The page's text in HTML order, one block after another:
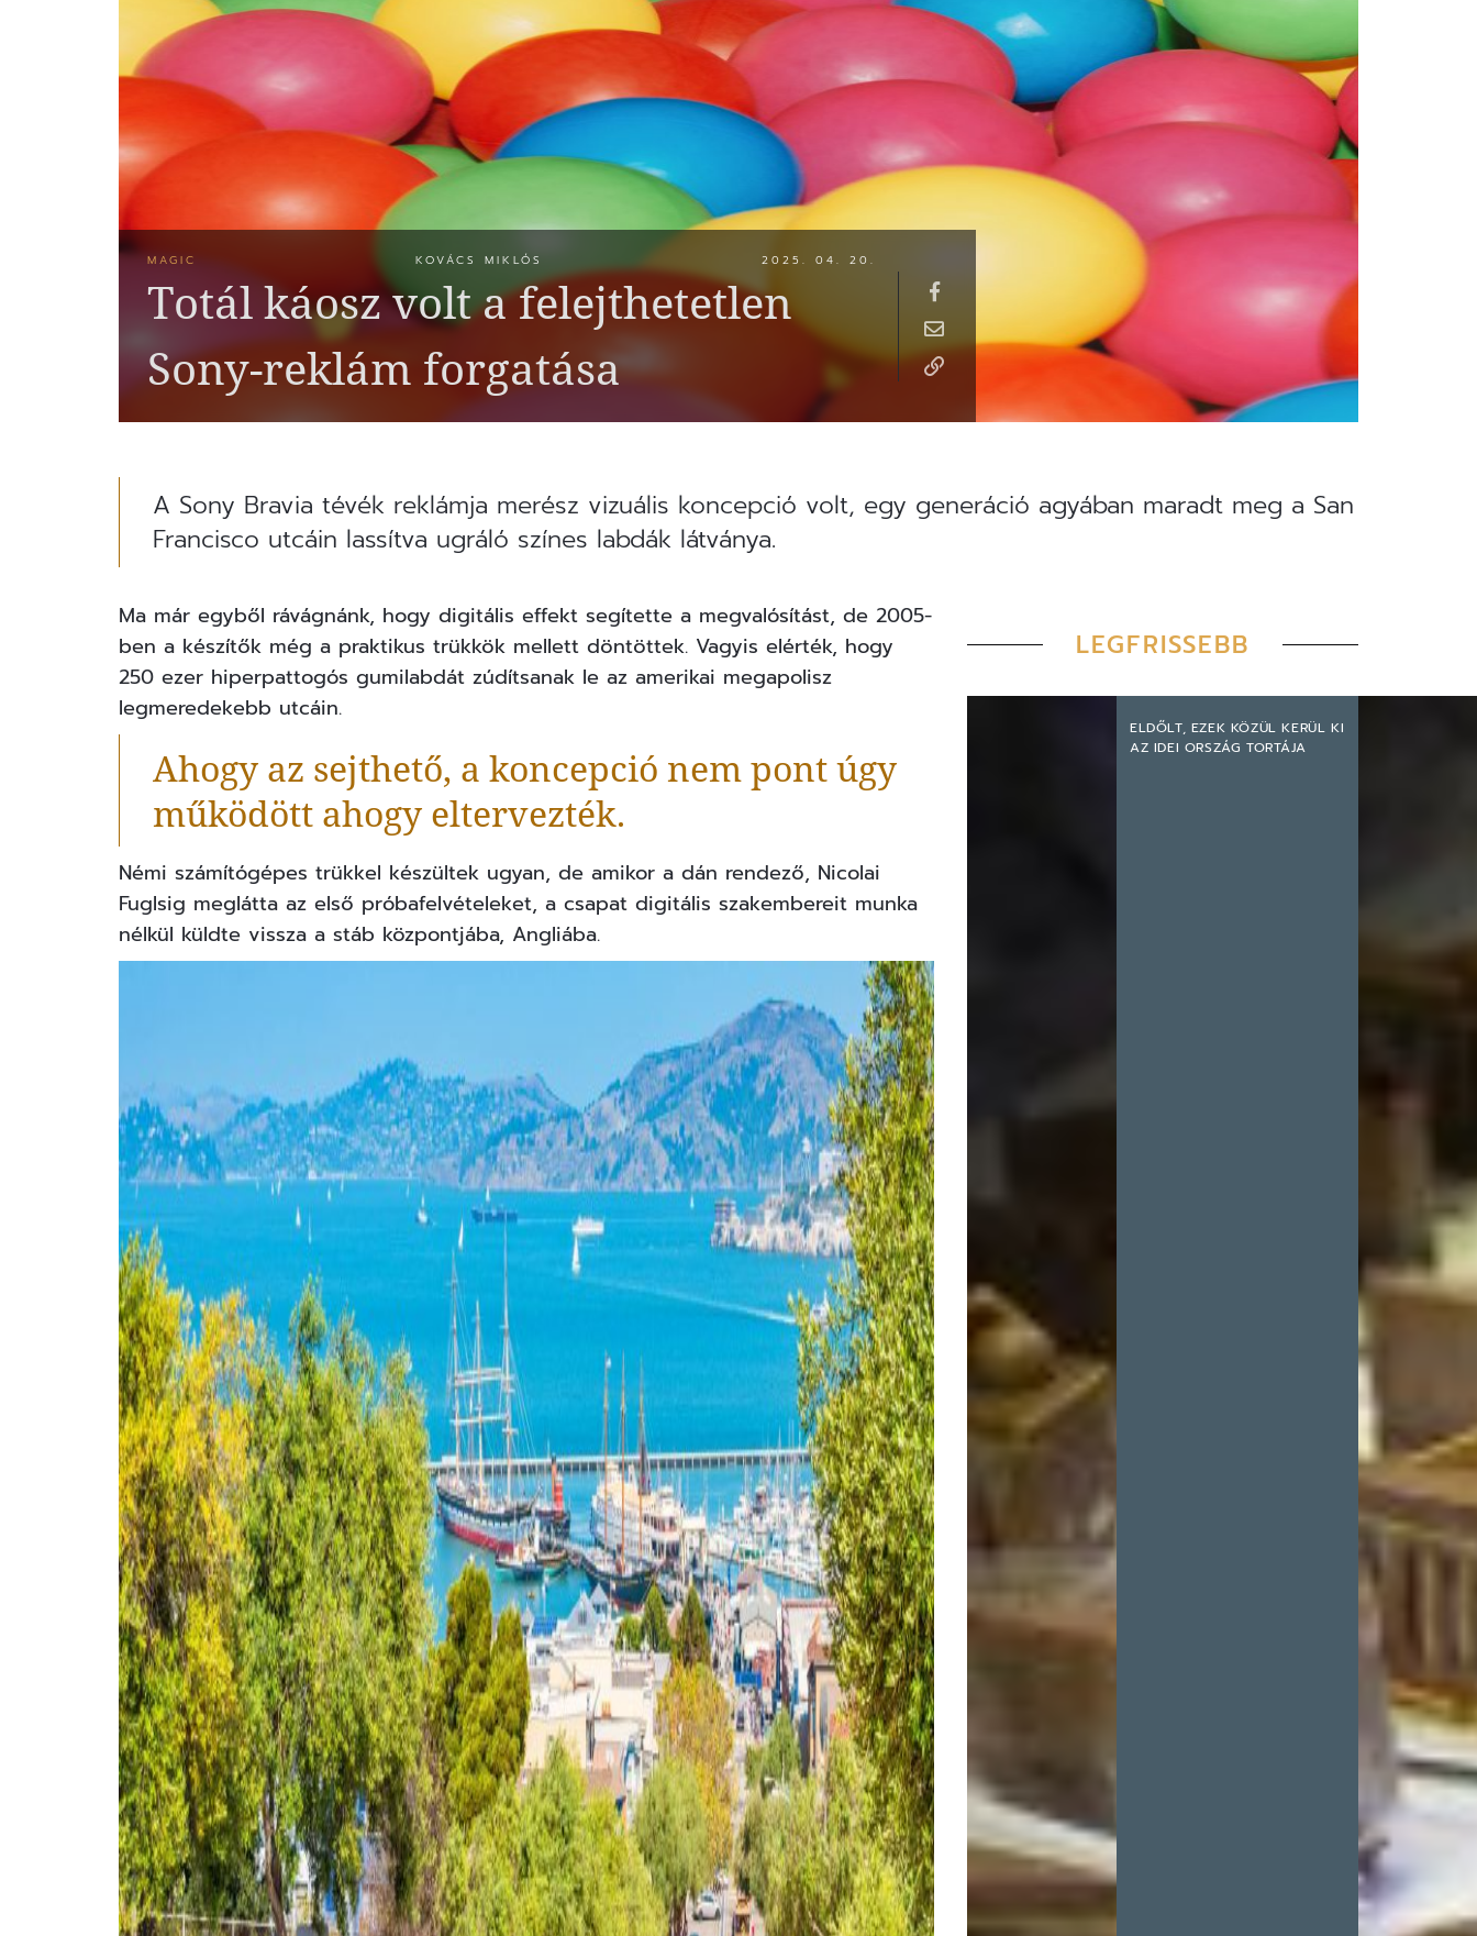
MAGIC KOVÁCS MIKLÓS 2025. 04. 20.
Totál káosz volt a felejthetetlen
Sony-reklám forgatása
A Sony Bravia tévék reklámja merész vizuális koncepció volt, egy generáció agyában maradt meg a San
Francisco utcáin lassítva ugráló színes labdák látványa.
Ma már egyből rávágnánk, hogy digitális effekt segítette a megvalósítást, de 2005-
ben a készítők még a praktikus trükkök mellett döntöttek. Vagyis elérték, hogy
250 ezer hiperpattogós gumilabdát zúdítsanak le az amerikai megapolisz
legmeredekebb utcáin.
Ahogy az sejthető, a koncepció nem pont úgy
működött ahogy eltervezték.
Némi számítógépes trükkel készültek ugyan, de amikor a dán rendező, Nicolai
Fuglsig meglátta az első próbafelvételeket, a csapat digitális szakembereit munka
nélkül küldte vissza a stáb központjába, Angliába.
LEGFRISSEBB
ELDŐLT, EZEK KÖZÜL KERÜL KI
AZ IDEI ORSZÁG TORTÁJA